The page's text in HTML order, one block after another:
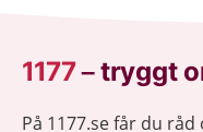
1177–tryggt
På 1177.se får du